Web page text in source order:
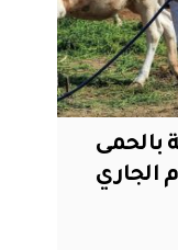
313 إصابة بالحمى